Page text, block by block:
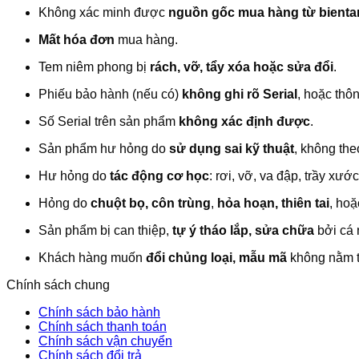
Không xác minh được nguồn gốc mua hàng từ
Mất hóa đơn mua hàng.
Tem niêm phong bị rách, vỡ, tẩy xóa hoặc sửa đổi.
Phiếu bảo hành (nếu có) không ghi rõ Serial , hoặc
Số Serial trên sản phẩm không xác định được.
Sản phẩm hư hỏng do sử dụng sai kỹ thuật, không
Hư hỏng do tác động cơ học: rơi, vỡ, va đập, trầy
Hỏng do chuột bọ, côn trùng, hỏa hoạn, thiên tai,
Sản phẩm bị can thiệp, tự ý tháo lắp, sửa chữa bởi cá
Khách hàng muốn đổi chủng loại, mẫu mã không nằm
Chính sách chung
Chính sách bảo hành
Chính sách thanh toán
Chính sách vận chuyển
Chính sách đổi trả